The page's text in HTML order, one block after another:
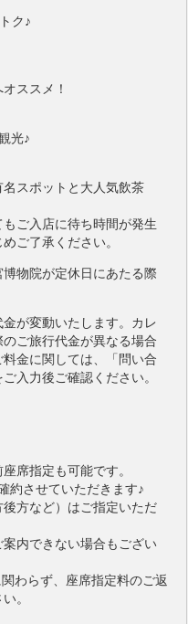
ク♪
ススメ！
光♪
スポットと大人気飲茶
ご入店に待ち時間が発生
ご了承ください。
物院が定休日にあたる際
が変動いたします。カレ
ご旅行代金が異なる場合
金に関しては、「問い合
入力後ご確認ください。
席指定も可能です。
約させていただきます♪
方など）はご指定いただ
内できない場合もござい
わらず、座席指定料のご返
。